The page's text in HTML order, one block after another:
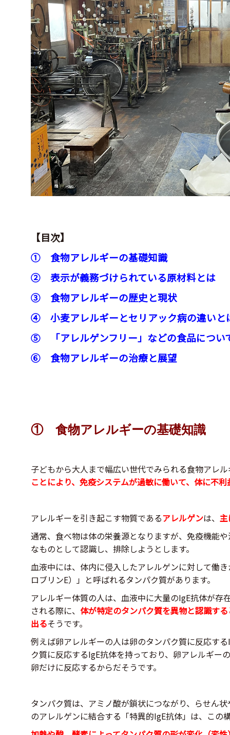
【目次】
① 食物アレルギーの基礎知識
② 表示が義務づけられている原材料とは
③ 食物アレルギーの歴史と現状
④ 小麦アレルギーとセリアック病の違いと
⑤ 「アレルゲンフリー」などの食品につい
⑥ 食物アレルギーの治療と展望
① 食物アレルギーの基礎知識
子どもから大人まで幅広い世代でみられる食物アレ
ことにより、免疫システムが過敏に働いて、体に不
アレルギーを引き起こす物質であるアレルゲンは、
通常、食べ物は体の栄養源となりますが、免疫機能
なものとして認識し、排除しようとします。
血液中には、体内に侵入したアレルゲンに対して働
ロブリンE）」と呼ばれるタンパク質があります。
アレルギー体質の人は、血液中に大量のIgE抗体が
される際に、 体が特定のタンパク質を異物と認識す
出るそうです。
例えば卵アレルギーの人は卵のタンパク質に反応す
ク質に反応するIgE抗体を持っており、卵アレルギー
卵だけに反応するからだそうです。
タンパク質は、アミノ酸が鎖状につながり、らせん
のアレルゲンに結合する「特異的IgE抗体」は、この